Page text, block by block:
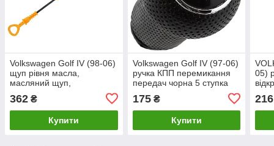
Volkswagen Golf IV (98-06)
щуп рівня масла,
масляний щуп,
06B115611C, Фольцваген
Гольф 4
362 ₴
Купити
Volkswagen Golf IV (97-06)
ручка КПП перемикання
передач чорна 5 ступка
Гольф 4
175₴
Купити
05)
216